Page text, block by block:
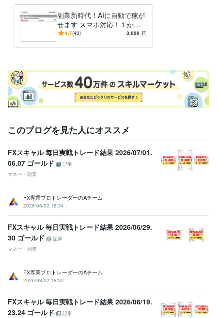
副業新時代！AIに自動で稼が
せます スマホ対応！１か月
（４週）プラン創設
4.7(43) 3,000 円
このブログを見た人にオススメ
FXスキャル 毎日実戦トレード結果 2026/07/01.
06.07 ゴールド
記事
マネー・副業
FX専業プロトレーダーのAチーム
2026/08/02 18:34
FXスキャル 毎日実戦トレード結果 2026/06/29.
30 ゴールド
記事
マネー・副業
FX専業プロトレーダーのAチーム
2026/08/02 18:32
FXスキャル 毎日実戦トレード結果 2026/06/19.
23.24 ゴールド
記事